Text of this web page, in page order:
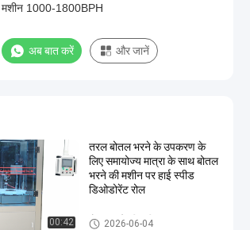
मशीन 1000-1800BPH
अब बात करें और जानें
00:42
तरल बोतल भरने के उपकरण के
लिए समायोज्य मात्रा के साथ बोतल
भरने की मशीन पर हाई स्पीड
डिओडोरेंट रोल
बोतल भरने की मशीन
2026-06-04